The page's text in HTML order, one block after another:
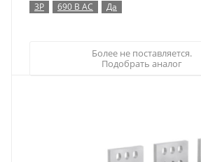
3P
690 В AC Да
Более не поставляется.
Подобрать аналог